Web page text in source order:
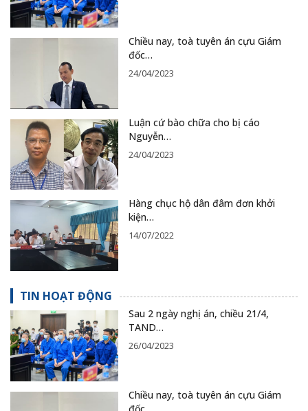
Chiều nay, toà tuyên án cựu Giám
đốc…
24/04/2023
Luận cứ bào chữa cho bị cáo
Nguyễn…
24/04/2023
Hàng chục hộ dân đâm đơn khởi
kiện…
14/07/2022
TIN HOẠT ĐỘNG
Sau 2 ngày nghị án, chiều 21/4,
TAND…
26/04/2023
Chiều nay, toà tuyên án cựu Giám
đốc…